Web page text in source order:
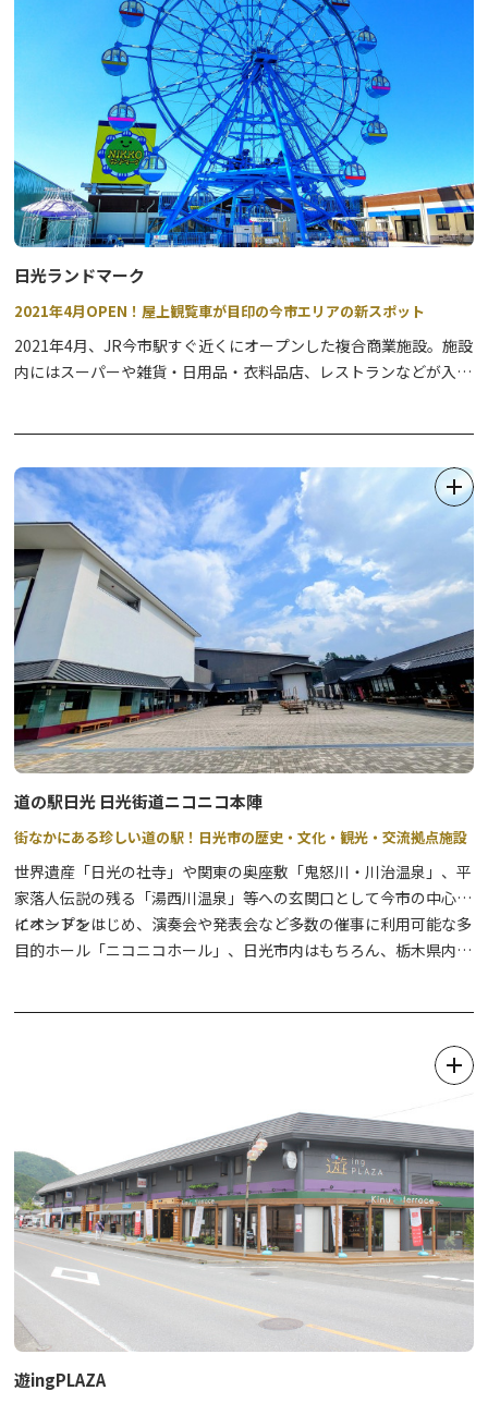
日光ランドマーク
2021年4月OPEN！屋上観覧車が目印の今市エリアの新スポット
2021年4月、JR今市駅すぐ近くにオープンした複合商業施設。施設
内にはスーパーや雑貨・日用品・衣料品店、レストランなどが入っ
トンゴンドラに乗れば、スリル満点！！夜間はライトアップされ、
その場でも遠目からでもビュースポットになっています。
4階にはカフェレストランが併設してありますので、お買い物をし
ながらお食事、レジャーと一度に楽しめるランドマークとなってい
ます。
道の駅日光 日光街道ニコニコ本陣
街なかにある珍しい道の駅！日光市の歴史・文化・観光・交流拠点施設
世界遺産「日光の社寺」や関東の奥座敷「鬼怒川・川治温泉」、平
家落人伝説の残る「湯西川温泉」等への玄関口として今市の中心部
にオープン！
イベントをはじめ、演奏会や発表会など多数の催事に利用可能な多
目的ホール「ニコニコホール」、日光市内はもちろん、栃木県内の
今市支部事務所）と、コンビニエンスストアもぜひお立ち寄りくだ
さい。
★2026年4月から、新施設として「交流館」が無料利用できます。
館内にはフリースペースの他、授乳室が利用いただけますので、こ
ちらもお気軽にお入りください。
遊ingPLAZA